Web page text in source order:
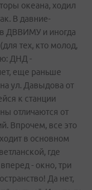
океана, ходил
В давние-
ДВВИМУ и иногда
тех, кто молод,
ДНД -
еще раньше
ул. Давыдова от
к станции
отличаются от
Впрочем, все это
в основном
где
- окно, три
Да нет,